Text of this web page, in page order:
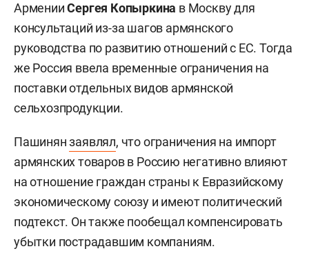
АрменииСергея Копыркина в Москву для
консультаций из-за шагов армянского
руководства по развитию отношений с ЕС. Тогда
же Россия ввела временные ограничения на
поставки отдельных видов армянской
сельхозпродукции.
Пашинянзаявлял, что ограничения на импорт
армянских товаров в Россию негативно влияют
на отношение граждан страны к Евразийскому
экономическому союзу и имеют политический
подтекст. Он также пообещал компенсировать
убытки пострадавшим компаниям.